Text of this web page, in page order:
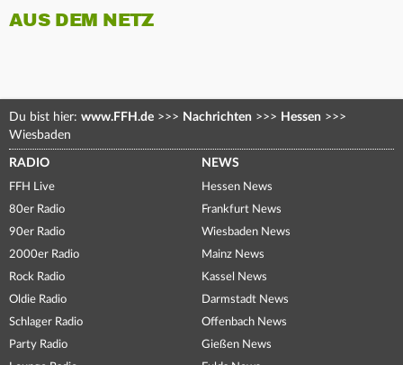
AUS DEM NETZ
Du bist hier: www.FFH.de >>> Nachrichten >>> Hessen >>>
Wiesbaden
RADIO
FFH Live
80er Radio
90er Radio
2000er Radio
Rock Radio
Oldie Radio
Schlager Radio
Party Radio
NEWS
Hessen News
Frankfurt News
Wiesbaden News
Mainz News
Kassel News
Darmstadt News
Offenbach News
Gießen News